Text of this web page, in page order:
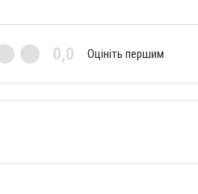
0,0 Оцініть першим